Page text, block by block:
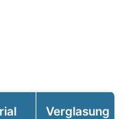
Verglasung